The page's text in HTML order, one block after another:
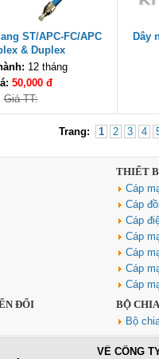
ST/APC-FC/APC
& Duplex
12 tháng
50,000 đ
Giá TT:
Dây
Trang: 1 2 3 4
THIẾT
Cáp
Cáp
Cáp
Cáp
Cáp
Cáp
Cáp
ĐỔI
BỘ
Bộ
VỀ CÔNG